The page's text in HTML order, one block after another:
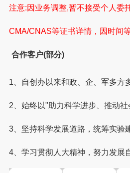
注意:因业务调整,暂不接受个人委
CMA/CNAS等证书详情，因时间
合作客户(部分)
1、自创办以来和政、企、军多方
2、始终以"助力科学进步、推动社
3、坚持科学发展道路，统筹实验
4、学习贯彻人大精神，努力发展